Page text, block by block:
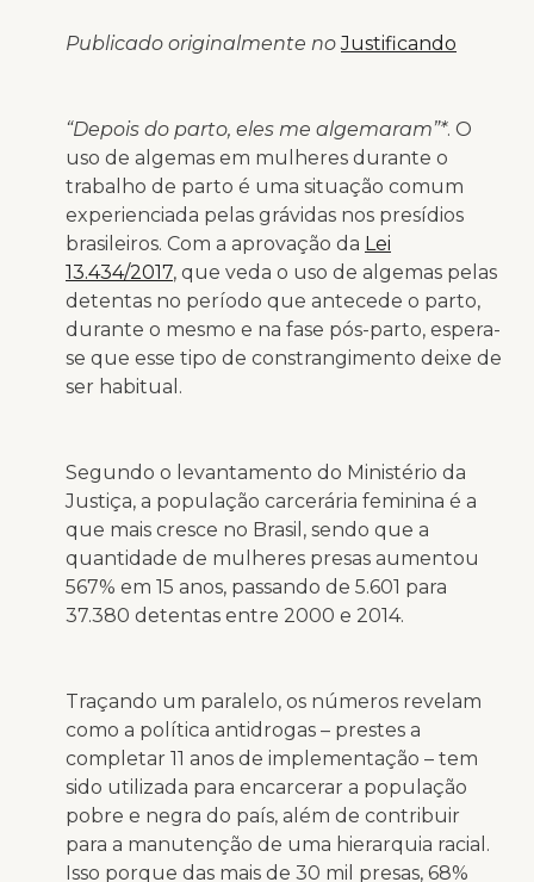
Publicado originalmente no Justificando
“Depois do parto, eles me algemaram”*. O
uso de algemas em mulheres durante o
trabalho de parto é uma situação comum
experienciada pelas grávidas nos presídios
brasileiros. Com a aprovação da Lei
13.434/2017, que veda o uso de algemas pelas
detentas no período que antecede o parto,
durante o mesmo e na fase pós-parto, espera-
se que esse tipo de constrangimento deixe de
ser habitual.
Segundo o levantamento do Ministério da
Justiça, a população carcerária feminina é a
que mais cresce no Brasil, sendo que a
quantidade de mulheres presas aumentou
567% em 15 anos, passando de 5.601 para
37.380 detentas entre 2000 e 2014.
Traçando um paralelo, os números revelam
como a política antidrogas – prestes a
completar 11 anos de implementação – tem
sido utilizada para encarcerar a população
pobre e negra do país, além de contribuir
para a manutenção de uma hierarquia racial.
Isso porque das mais de 30 mil presas, 68%